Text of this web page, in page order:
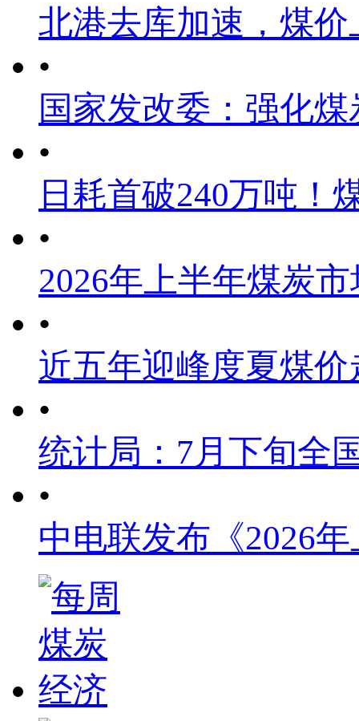
北港去库加速，煤
•
国家发改委：强化
•
日耗首破240万吨！
•
2026年上半年煤炭
•
近五年迎峰度夏煤价
•
统计局：7月下旬全
•
中电联发布《2026